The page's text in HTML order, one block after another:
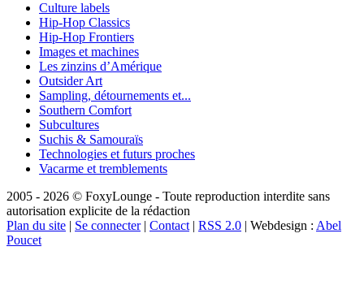
Culture labels
Hip-Hop Classics
Hip-Hop Frontiers
Images et machines
Les zinzins d’Amérique
Outsider Art
Sampling, détournements et...
Southern Comfort
Subcultures
Suchis & Samouraïs
Technologies et futurs proches
Vacarme et tremblements
2005 - 2026 © FoxyLounge - Toute reproduction interdite sans
autorisation explicite de la rédaction
Plan du site | Se connecter| Contact | RSS 2.0 | Webdesign : Abel
Poucet